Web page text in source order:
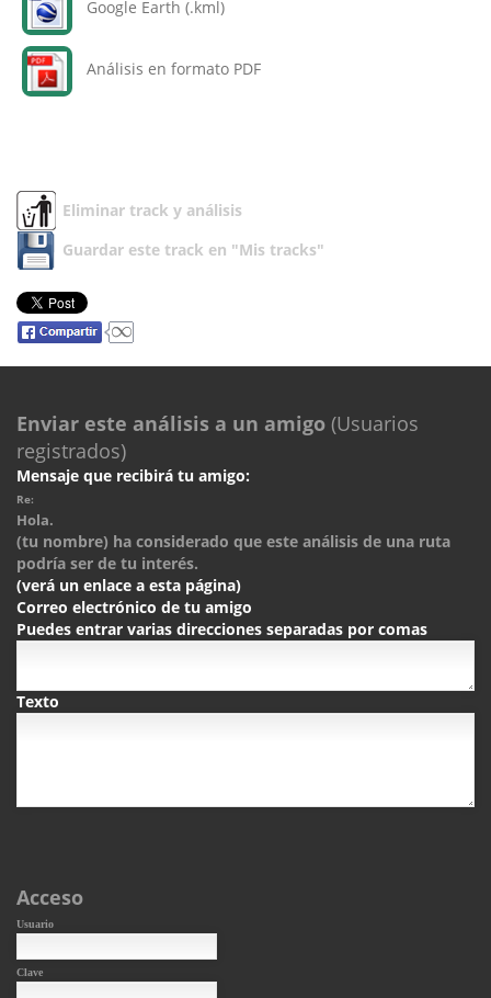
Google Earth (.kml)
Análisis en formato PDF
Eliminar track y análisis
Guardar este track en "Mis tracks"
Enviar este análisis a un amigo (Usuarios
registrados)
Mensaje que recibirá tu amigo:
Re:
Hola.
(tu nombre) ha considerado que este análisis de una ruta
podría ser de tu interés.
(verá un enlace a esta página)
Correo electrónico de tu amigo
Puedes entrar varias direcciones separadas por comas
Texto
Acceso
Usuario
Clave